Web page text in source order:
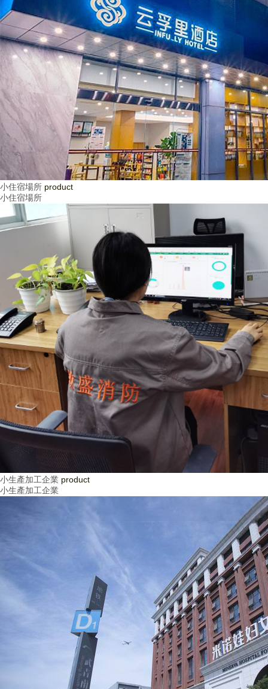
小住宿場所 product
小住宿場所
小生產加工企業 product
小生產加工企業